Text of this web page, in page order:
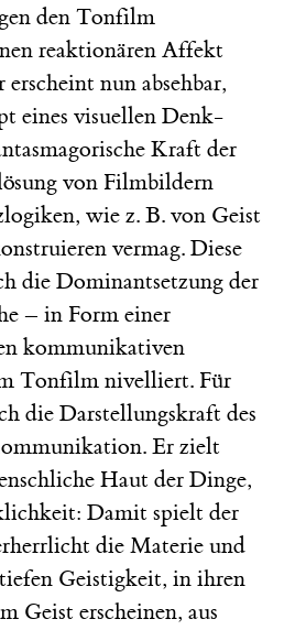
den Tonfilm
reaktionären Affekt
nun absehbar,
eines visuellen Denk-
Kraft der
von Filmbildern
wie z. B. von Geist
vermag. Diese
die Dominantsetzung der
– in Form einer
kommunikativen
Tonfilm nivelliert. Für
die Darstellungskraft des
Er zielt
Haut der Dinge,
Damit spielt der
die Materie und
Geistigkeit, in ihren
Geist erscheinen, aus